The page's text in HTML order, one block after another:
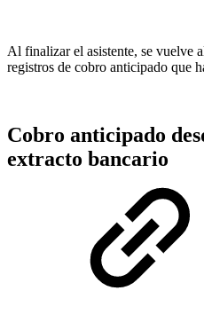
Al finalizar el asistente, se vuelve
registros de cobro anticipado que
Cobro anticipado
extracto bancario